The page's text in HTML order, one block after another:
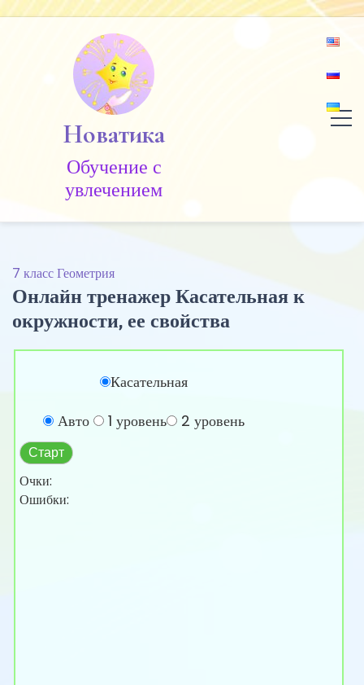
Skip
Новатика
Обучение c
увлечением
7 класс Геометрия
Онлайн тренажер Касательная к
окружности, ее свойства
Касательная
Авто
1 уровень 2 уровень
Старт
Очки:
Ошибки: